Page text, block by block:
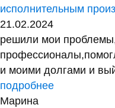
исполнительным
21.02.2024
решили мои
и моими долгами и
подробнее
Марина